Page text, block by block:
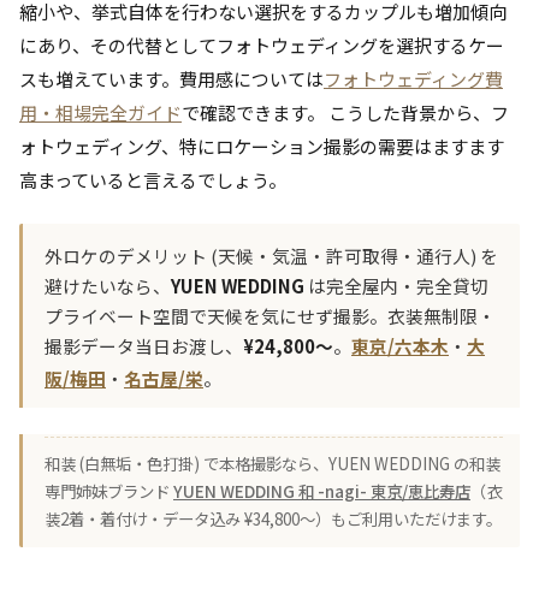
縮小や、挙式自体を行わない選択をするカップルも増加傾向
にあり、その代替としてフォトウェディングを選択するケー
スも増えています。費用感についてはフォトウェディング費
用・相場完全ガイドで確認できます。 こうした背景から、フ
ォトウェディング、特にロケーション撮影の需要はますます
高まっていると言えるでしょう。
外ロケのデメリット (天候・気温・許可取得・通行人) を
避けたいなら、 YUEN WEDDING は完全屋内・完全貸切
プライベート空間で天候を気にせず撮影。衣装無制限・
撮影データ当日お渡し、 ¥24,800〜。 東京/六本木 ・ 大
阪/梅田 ・ 名古屋/栄。
和装 (白無垢・色打掛) で本格撮影なら、YUEN WEDDING の和装
専門姉妹ブランド YUEN WEDDING 和 -nagi- 東京/恵比寿店 （衣
装2着・着付け・データ込み ¥34,800〜）もご利用いただけます。